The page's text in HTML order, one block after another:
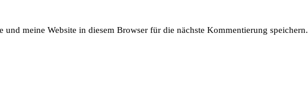
und meine Website in diesem Browser für die nächste Kommentierung speichern.